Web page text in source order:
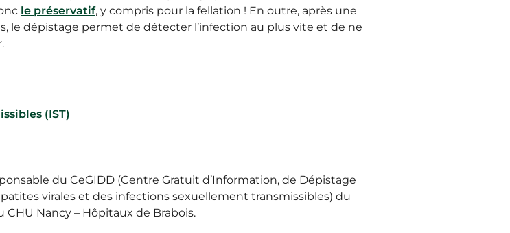
le préservatif, y compris pour la fellation ! En outre, après une
le dépistage permet de détecter l’infection au plus vite et de ne
(IST)
du CeGIDD (Centre Gratuit d’Information, de Dépistage
virales et des infections sexuellement transmissibles) du
Nancy – Hôpitaux de Brabois.